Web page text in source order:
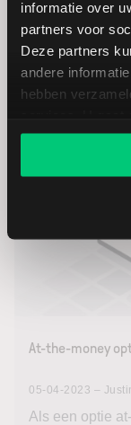
informatie over
partners voor
Deze partners
andere
hebben
website blijft
de
De
At-the-money
05-04-2023 –
Als een optie